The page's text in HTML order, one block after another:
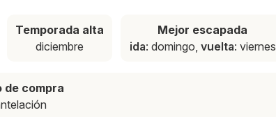
Temporada alta
diciembre
Mejor escapada
ida: domingo, vuelta: viernes
de compra